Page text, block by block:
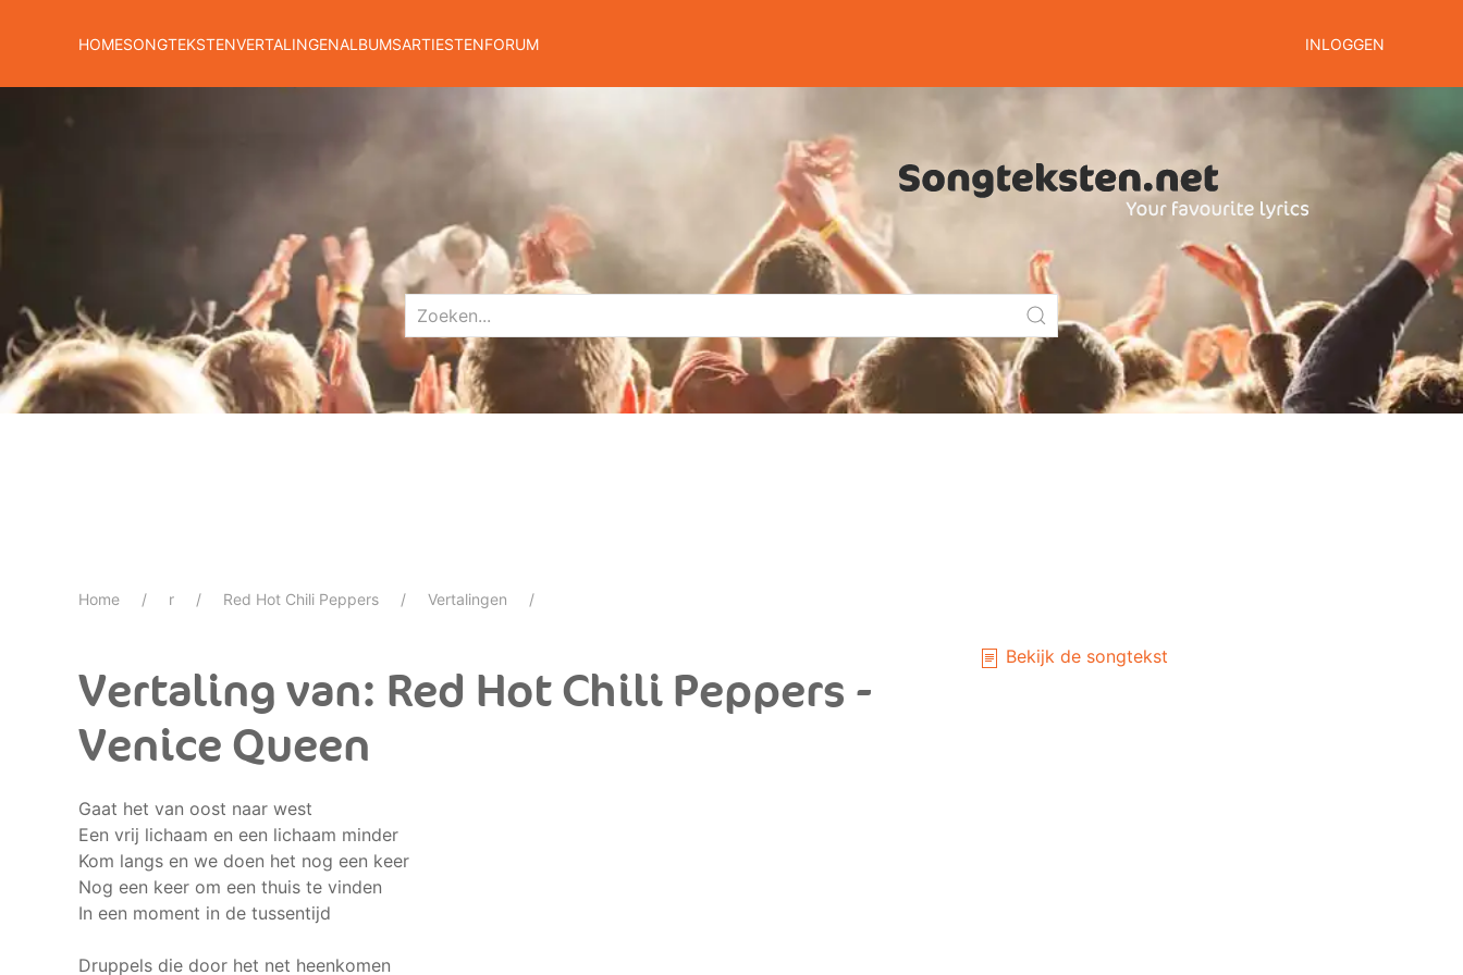
HOMESONGTEKSTENVERTALINGENALBUMSARTIESTENFORUM INLOGGEN
Home r Red Hot Chili Peppers Vertalingen
Vertaling van: Red Hot Chili Peppers -
Venice Queen
Gaat het van oost naar west
Een vrij lichaam en een lichaam minder
Kom langs en we doen het nog een keer
Nog een keer om een thuis te vinden
In een moment in de tussentijd
Druppels die door het net heenkomen
Bekijk de songtekst